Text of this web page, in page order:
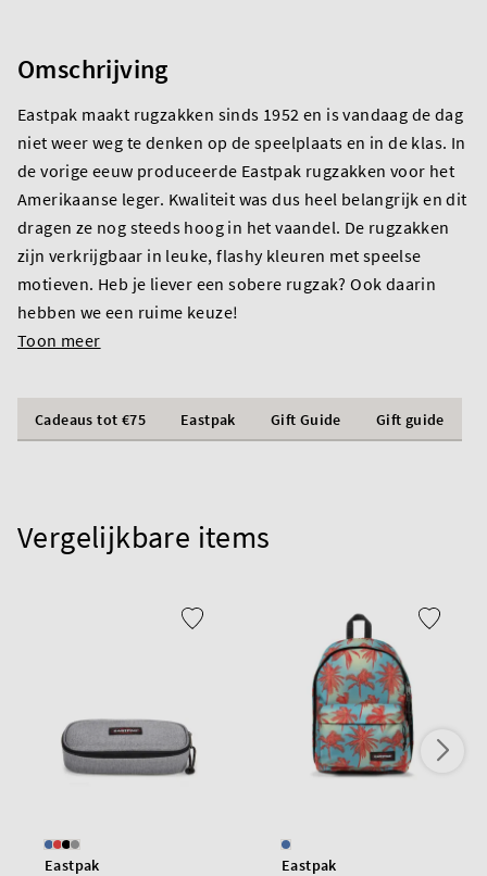
Omschrijving
Eastpak maakt rugzakken sinds 1952 en is vandaag de dag
niet weer weg te denken op de speelplaats en in de klas. In
de vorige eeuw produceerde Eastpak rugzakken voor het
Amerikaanse leger. Kwaliteit was dus heel belangrijk en dit
dragen ze nog steeds hoog in het vaandel. De rugzakken
zijn verkrijgbaar in leuke, flashy kleuren met speelse
motieven. Heb je liever een sobere rugzak? Ook daarin
hebben we een ruime keuze!
Toon meer
Cadeaus tot €75 Eastpak Gift Guide Gift guide
Vergelijkbare items
Eastpak
Eastpak